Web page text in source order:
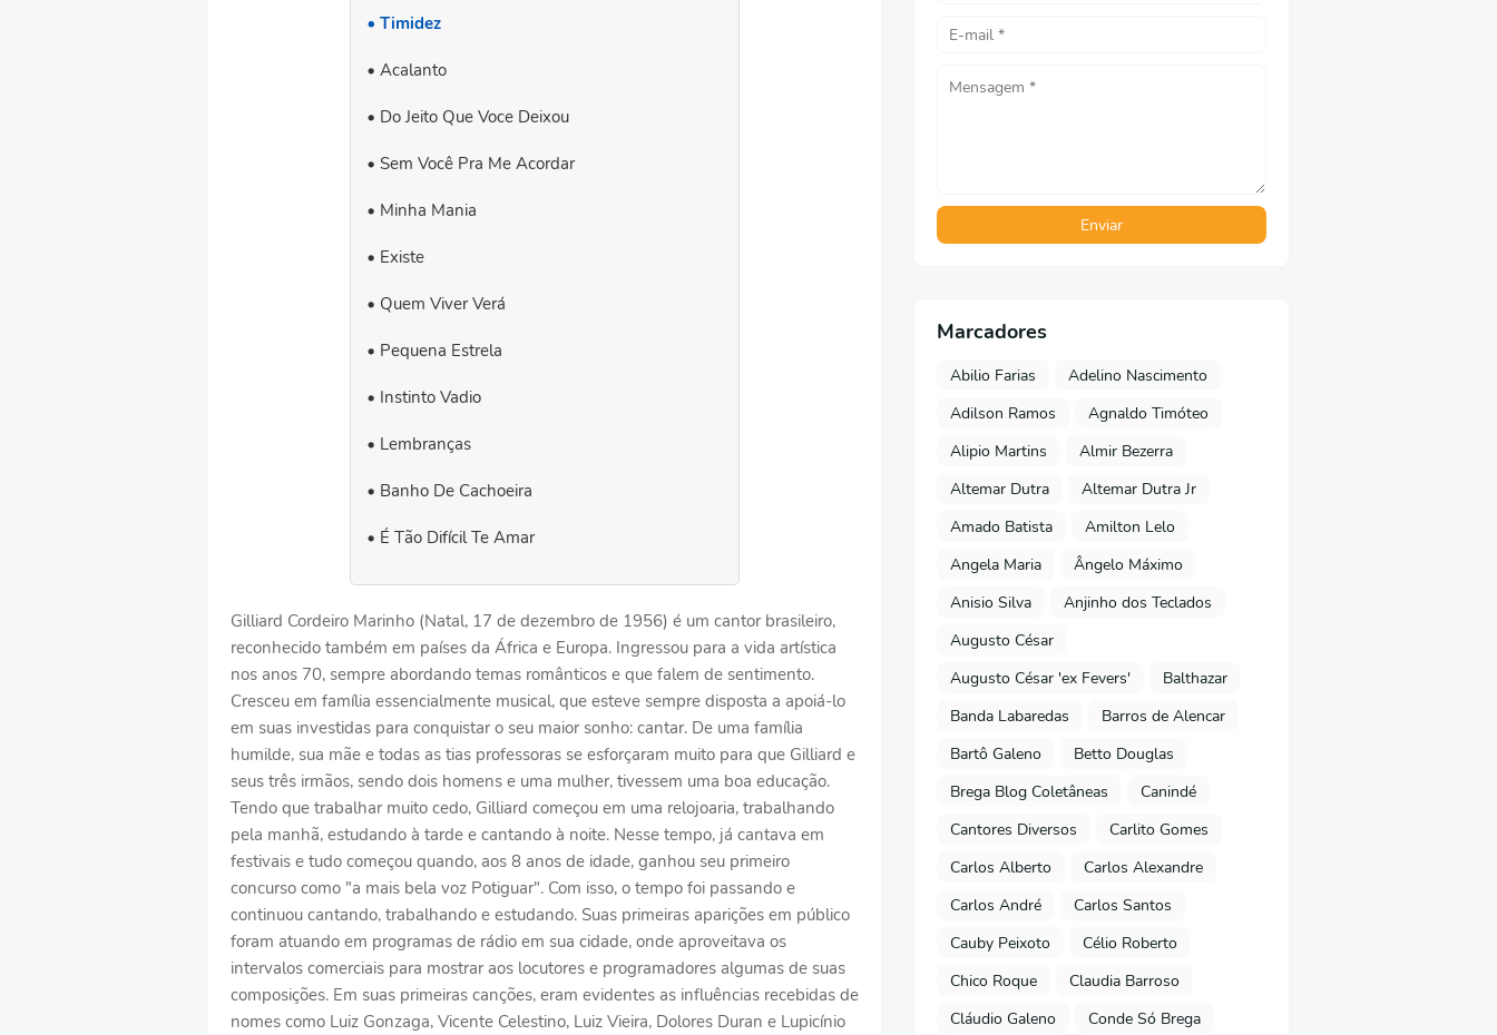
Timidez
Acalanto
Do Jeito Que Voce Deixou
Sem Você Pra Me Acordar
Minha Mania
Existe
Quem Viver Verá
Pequena Estrela
Instinto Vadio
Lembranças
Banho De Cachoeira
É Tão Difícil Te Amar
Gilliard Cordeiro Marinho (Natal, 17 de dezembro de 1956) é um cantor brasileiro,
reconhecido também em países da África e Europa. Ingressou para a vida artística
nos anos 70, sempre abordando temas românticos e que falem de sentimento.
Cresceu em família essencialmente musical, que esteve sempre disposta a apoiá-lo
em suas investidas para conquistar o seu maior sonho: cantar. De uma família
humilde, sua mãe e todas as tias professoras se esforçaram muito para que Gilliard e
seus três irmãos, sendo dois homens e uma mulher, tivessem uma boa educação.
Tendo que trabalhar muito cedo, Gilliard começou em uma relojoaria, trabalhando
pela manhã, estudando à tarde e cantando à noite. Nesse tempo, já cantava em
festivais e tudo começou quando, aos 8 anos de idade, ganhou seu primeiro
concurso como "a mais bela voz Potiguar". Com isso, o tempo foi passando e
continuou cantando, trabalhando e estudando. Suas primeiras aparições em público
foram atuando em programas de rádio em sua cidade, onde aproveitava os
intervalos comerciais para mostrar aos locutores e programadores algumas de suas
composições. Em suas primeiras canções, eram evidentes as influências recebidas de
nomes como Luiz Gonzaga, Vicente Celestino, Luiz Vieira, Dolores Duran e Lupicínio
Marcadores
Abilio Farias
Adelino Nascimento
Adilson Ramos
Agnaldo Timóteo
Alipio Martins
Almir Bezerra
Altemar Dutra
Altemar Dutra Jr
Amado Batista
Amilton Lelo
Angela Maria
Ângelo Máximo
Anisio Silva
Anjinho dos Teclados
Augusto César
Augusto César 'ex Fevers'
Balthazar
Banda Labaredas
Barros de Alencar
Bartô Galeno
Betto Douglas
Brega Blog Coletâneas
Canindé
Cantores Diversos
Carlito Gomes
Carlos Alberto
Carlos Alexandre
Carlos André
Carlos Santos
Cauby Peixoto
Célio Roberto
Chico Roque
Claudia Barroso
Cláudio Galeno
Conde Só Brega